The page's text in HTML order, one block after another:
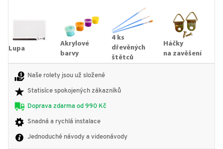
Lupa
Akrylové
barvy
4 ks
dřevěných
štětců
Háčky
na zavěšení
Naše rolety jsou už složené
Statisíce spokojených zákazníků
Doprava zdarma od 990 Kč
Snadná a rychlá instalace
Jednoduché návody a videonávody